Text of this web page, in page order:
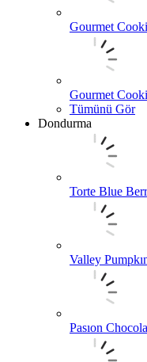
Gourmet
Gourmet
Tümünü Gör
Dondurma
Torte Blue
Valley
Pasıon